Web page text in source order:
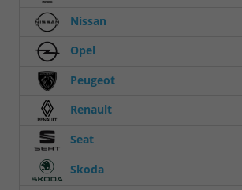
Nissan
Opel
Peugeot
Renault
Seat
Skoda